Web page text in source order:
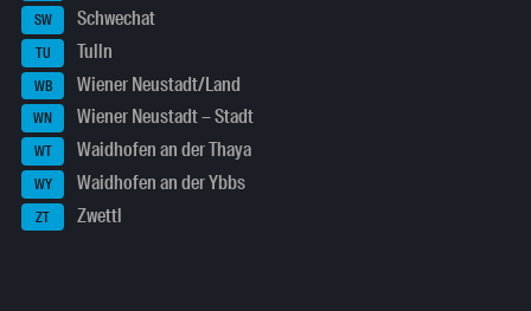
SW Schwechat
TU Tulln
WB Wiener Neustadt/Land
WN Wiener Neustadt – Stadt
WT Waidhofen an der Thaya
WY Waidhofen an der Ybbs
ZT Zwettl